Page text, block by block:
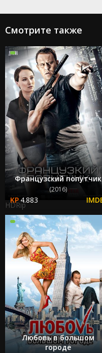
Смотрите также
Французский попутчик
(2016)
4.883
HDRip
Любовь в большом
городе